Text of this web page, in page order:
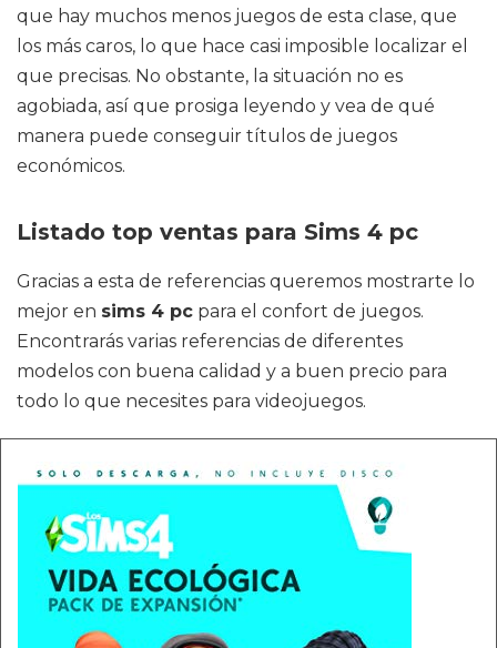
que hay muchos menos juegos de esta clase, que
los más caros, lo que hace casi imposible localizar el
que precisas. No obstante, la situación no es
agobiada, así que prosiga leyendo y vea de qué
manera puede conseguir títulos de juegos
económicos.
Listado top ventas para Sims 4 pc
Gracias a esta de referencias queremos mostrarte lo
mejor en sims 4 pc para el confort de juegos.
Encontrarás varias referencias de diferentes
modelos con buena calidad y a buen precio para
todo lo que necesites para videojuegos.